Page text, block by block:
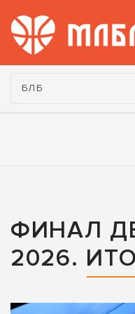
Турнир:
БЛБ
ФИНАЛ
2026.